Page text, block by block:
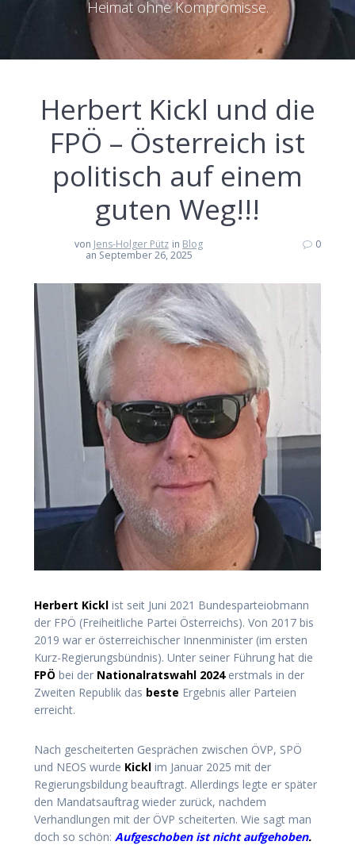
Heimat ohne Kompromisse.
Herbert Kickl und die
FPÖ – Österreich ist
politisch auf einem
guten Weg!!!
von Jens-Holger Pütz in Blog
an September 26, 2025
0
Herbert Kickl ist seit Juni 2021 Bundesparteiobmann
der FPÖ (Freiheitliche Partei Österreichs). Von 2017 bis
2019 war er österreichischer Innenminister (im ersten
Kurz-Regierungsbündnis). Unter seiner Führung hat die
FPÖ bei der Nationalratswahl 2024erstmals in der
Zweiten Republik das beste Ergebnis aller Parteien
erreicht.
Nach gescheiterten Gesprächen zwischen ÖVP, SPÖ
und NEOS wurde Kickl im Januar 2025 mit der
Regierungsbildung beauftragt. Allerdings legte er später
den Mandatsauftrag wieder zurück, nachdem
Verhandlungen mit der ÖVP scheiterten. Wie sagt man
doch so schön: Aufgeschoben ist nicht aufgehoben.